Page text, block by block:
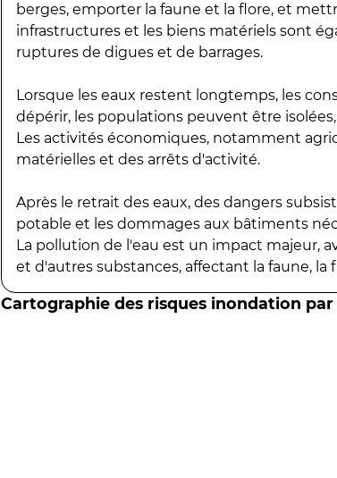
berges, emporter la faune et la flore, et
infrastructures et les biens matériels sont
ruptures de digues et de barrages.
Lorsque les eaux restent longtemps, les
dépérir, les populations peuvent être
Les activités économiques, notamment
matérielles et des arrêts d'activité.
Après le retrait des eaux, des dangers
potable et les dommages aux bâtiments
La pollution de l'eau est un impact majeur,
et d'autres substances, affectant la faune, la
Cartographie des risques inondation